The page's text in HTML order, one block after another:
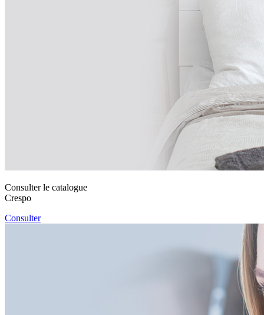
Consulter le catalogue
Crespo
Consulter